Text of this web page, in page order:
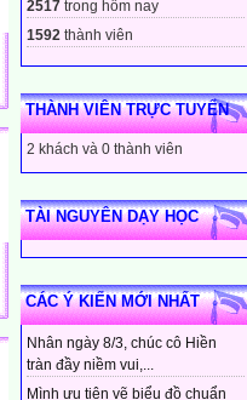
2517 trong hôm nay
1592 thành viên
THÀNH VIÊN TRỰC TUYẾN
2 khách và 0 thành viên
TÀI NGUYÊN DẠY HỌC
CÁC Ý KIẾN MỚI NHẤT
Nhân ngày 8/3, chúc cô Hiền
tràn đầy niềm vui,...
Mình ưu tiên vẽ biểu đồ chuẩn